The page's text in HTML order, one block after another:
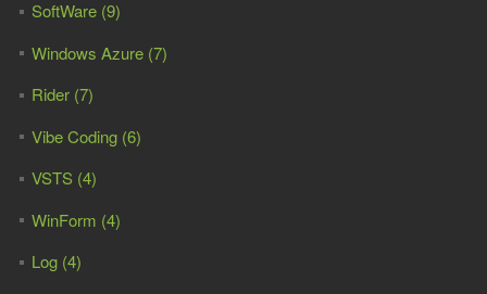
SoftWare (9)
Windows Azure (7)
Rider (7)
Vibe Coding (6)
VSTS (4)
WinForm (4)
Log (4)